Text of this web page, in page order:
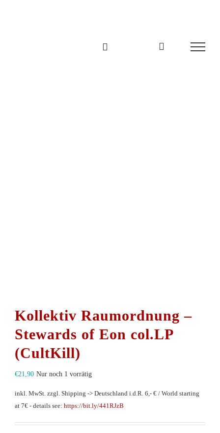
Kollektiv Raumordnung –
Stewards of Eon col.LP
(CultKill)
€21,90 Nur noch 1 vorrätig
inkl. MwSt. zzgl. Shipping -> Deutschland i.d.R. 6,- € / World starting
at 7€ - details see: https://bit.ly/441RJzB